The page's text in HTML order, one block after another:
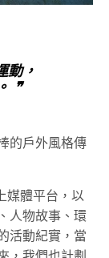
動，
❞
的戶外風格傳
媒體平台，以
人物故事、環
活動紀實，當